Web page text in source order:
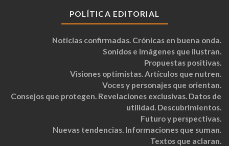
POLÍTICA EDITORIAL
Noticias confirmadas. Crónicas en buena onda.
Sonidos e imágenes que ilustran.
Propuestas positivas.
Visiones optimistas. Artículos que nutren.
Voces y personajes que orientan.
Consejos que protegen. Revelaciones exclusivas. Datos de
utilidad. Descubrimientos.
Futuro y perspectivas.
Nuevas tendencias. Informaciones que suman.
Textos que aclaran.